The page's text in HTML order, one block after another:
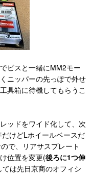
ビスと一緒にMM2モー
ニッパーの先っぽで外せ
具箱に待機してもらうこ
ッドをワイド化して、次
けどLホイールベースだ
で、リアサスプレート
位置を変更(後ろに1つ伸
は先日京商のオフィシ